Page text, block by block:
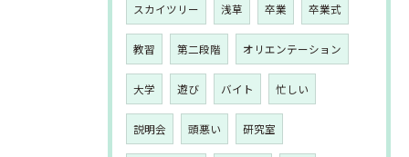
スカイツリー 浅草 卒業 卒業式
教習 第二段階 オリエンテーション
大学 遊び バイト 忙しい
説明会 頭悪い 研究室